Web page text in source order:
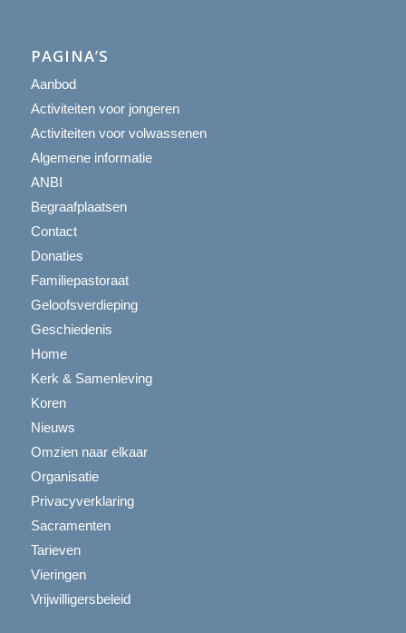
PAGINA’S
Aanbod
Activiteiten voor jongeren
Activiteiten voor volwassenen
Algemene informatie
ANBI
Begraafplaatsen
Contact
Donaties
Familiepastoraat
Geloofsverdieping
Geschiedenis
Home
Kerk & Samenleving
Koren
Nieuws
Omzien naar elkaar
Organisatie
Privacyverklaring
Sacramenten
Tarieven
Vieringen
Vrijwilligersbeleid